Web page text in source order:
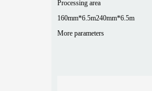
Processing area
160mm*6.5m240mm*6.5m
More parameters